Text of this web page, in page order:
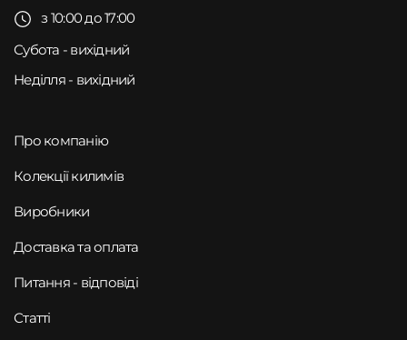
з 10:00 до 17:00
Субота - вихідний
Неділля - вихідний
Про компанію
Колекції килимів
Виробники
Доставка та оплата
Питання - відповіді
Статті